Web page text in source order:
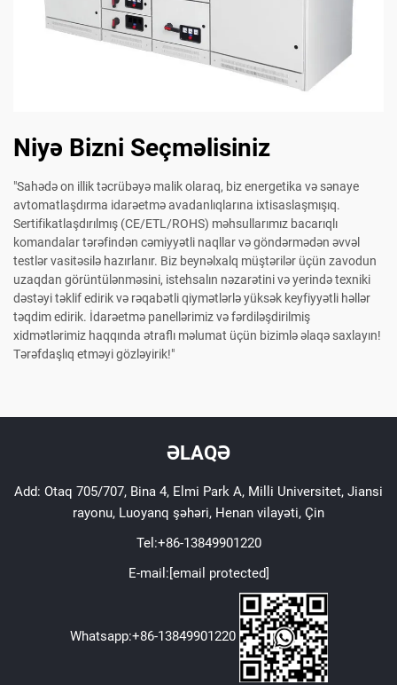
Niyə Bizni Seçməlisiniz
"Sahədə on illik təcrübəyə malik olaraq, biz energetika və sənaye
avtomatlaşdırma idarəetmə avadanlıqlarına ixtisaslaşmışıq.
Sertifikatlaşdırılmış (CE/ETL/ROHS) məhsullarımız bacarıqlı
komandalar tərəfindən cəmiyyətli naqllar və göndərmədən əvvəl
testlər vasitəsilə hazırlanır. Biz beynəlxalq müştərilər üçün zavodun
uzaqdan görüntülənməsini, istehsalın nəzarətini və yerində texniki
dəstəyi təklif edirik və rəqabətli qiymətlərlə yüksək keyfiyyətli həllər
təqdim edirik. İdarəetmə panellərimiz və fərdiləşdirilmiş
xidmətlərimiz haqqında ətraflı məlumat üçün bizimlə əlaqə saxlayın!
Tərəfdaşlıq etməyi gözləyirik!"
ƏLAQƏ
Add: Otaq 705/707, Bina 4, Elmi Park A, Milli Universitet, Jiansi
rayonu, Luoyanq şəhəri, Henan vilayəti, Çin
Tel:+86-13849901220
E-mail:[email protected]
Whatsapp:+86-13849901220